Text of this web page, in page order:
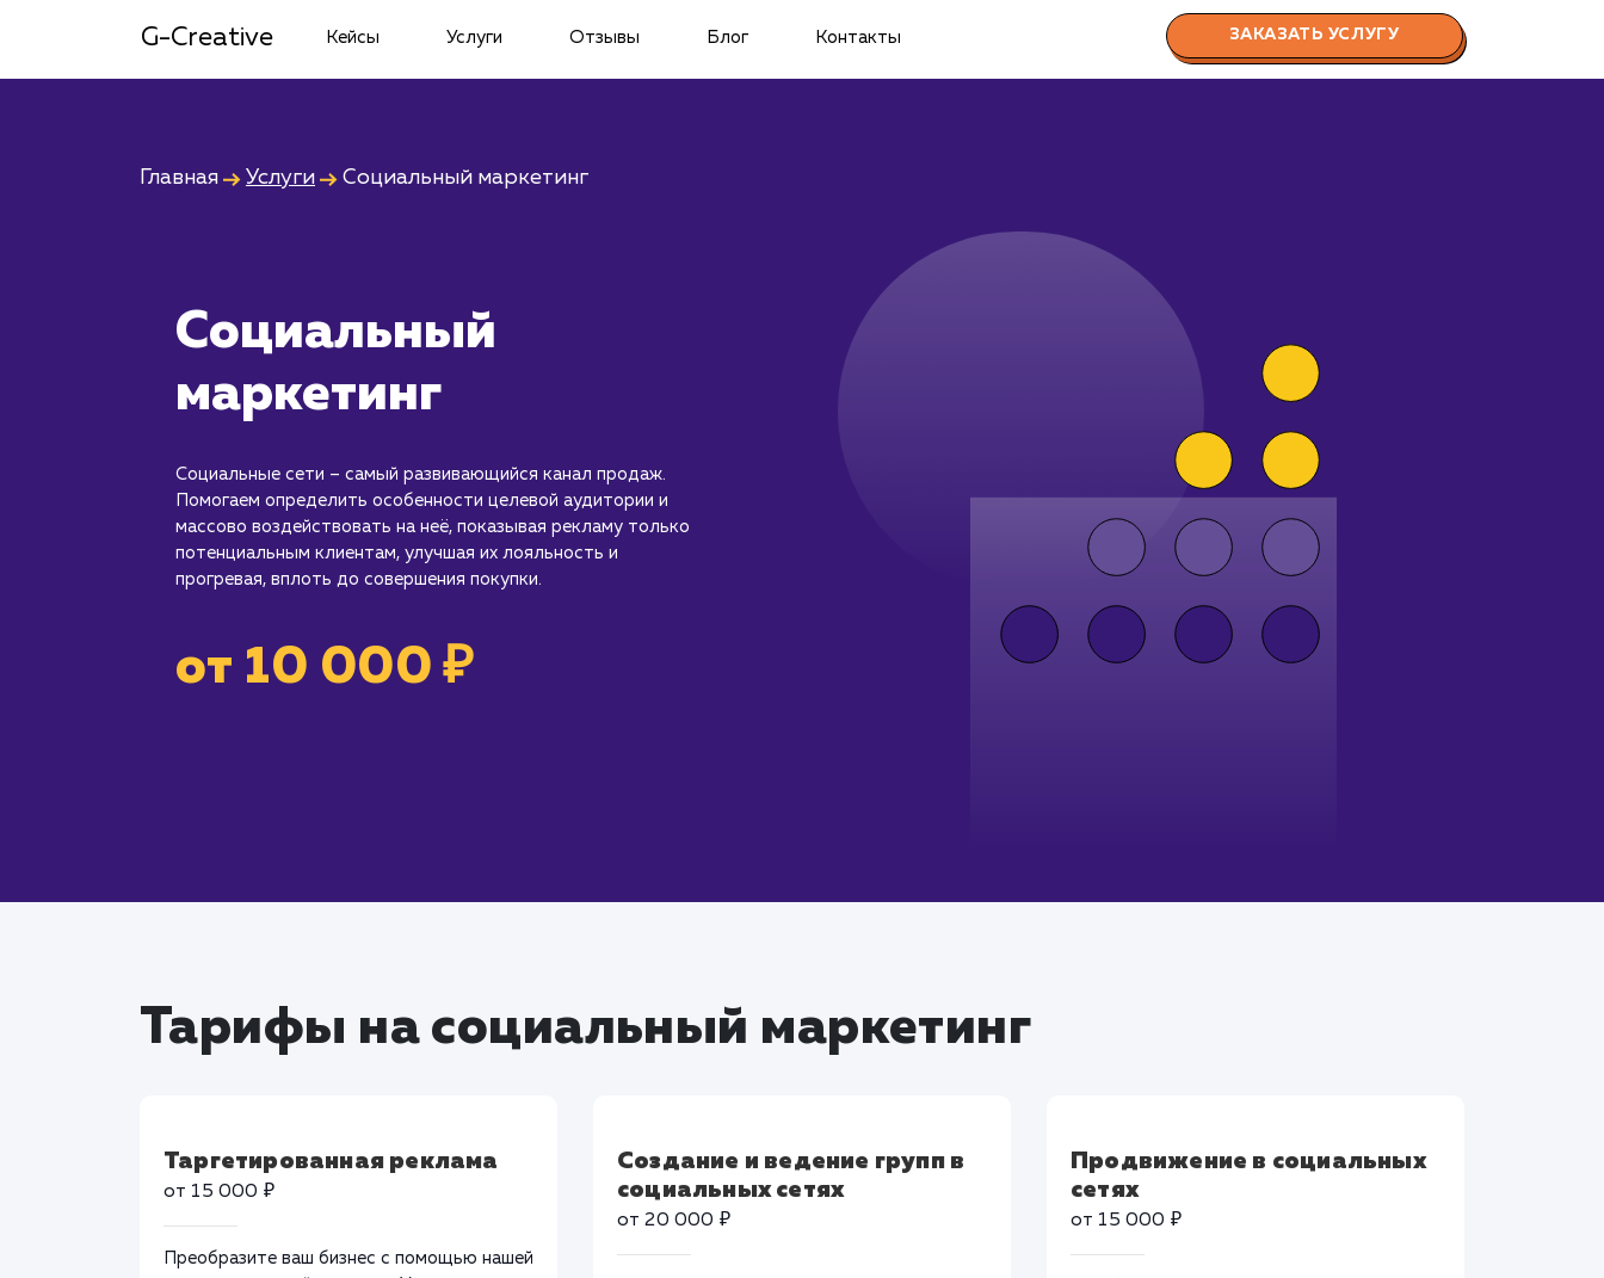
G-Creative Кейсы Услуги Отзывы Блог Контакты ЗАКАЗАТЬ УСЛУГУ
Главная Услуги Социальный маркетинг
Социальный
маркетинг
Социальные сети – самый развивающийся канал продаж.
Помогаем определить особенности целевой аудитории и
массово воздействовать на неё, показывая рекламу только
потенциальным клиентам, улучшая их лояльность и
прогревая, вплоть до совершения покупки.
от 10 000 ₽
Тарифы на социальный маркетинг
Таргетированная реклама
от 15 000 ₽
Преобразите ваш бизнес с помощью нашей
Создание и ведение групп в
социальных сетях
от 20 000 ₽
Продвижение в социальных
сетях
от 15 000 ₽